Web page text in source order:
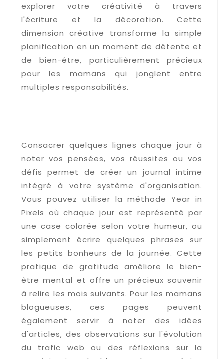
explorer votre créativité à travers
l'écriture et la décoration. Cette
dimension créative transforme la simple
planification en un moment de détente et
de bien-être, particulièrement précieux
pour les mamans qui jonglent entre
multiples responsabilités.
Consacrer quelques lignes chaque jour à
noter vos pensées, vos réussites ou vos
défis permet de créer un journal intime
intégré à votre système d'organisation.
Vous pouvez utiliser la méthode Year in
Pixels où chaque jour est représenté par
une case colorée selon votre humeur, ou
simplement écrire quelques phrases sur
les petits bonheurs de la journée. Cette
pratique de gratitude améliore le bien-
être mental et offre un précieux souvenir
à relire les mois suivants. Pour les mamans
blogueuses, ces pages peuvent
également servir à noter des idées
d'articles, des observations sur l'évolution
du trafic web ou des réflexions sur la